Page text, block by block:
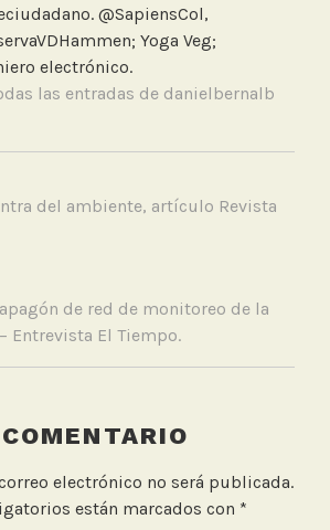
@SapiensCol,
Yoga Veg;
electrónico.
las entradas de danielbernalb
del ambiente, artículo Revista
de red de monitoreo de la
Entrevista El Tiempo.
electrónico no será publicada.
están marcados con *